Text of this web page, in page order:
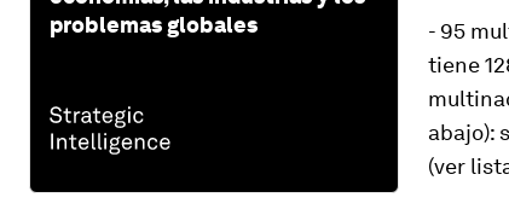
problemas globales
- 95
tiene
abajo):
(ver